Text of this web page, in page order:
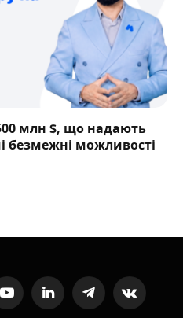
млн $, що надають
безмежні можливості
YouTubeLinkedInTelegramVKontakte